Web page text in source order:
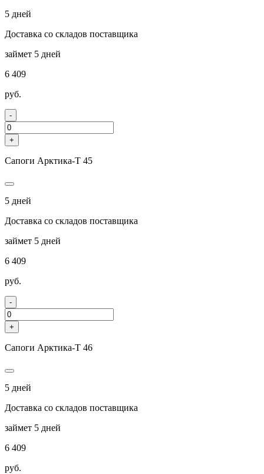
5 дней
Доставка со складов поставщика
займет 5 дней
6 409
руб.
-
+
Сапоги Арктика-Т 45
5 дней
Доставка со складов поставщика
займет 5 дней
6 409
руб.
-
+
Сапоги Арктика-Т 46
5 дней
Доставка со складов поставщика
займет 5 дней
6 409
руб.